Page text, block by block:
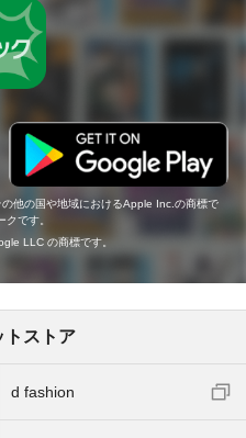
他の国や地域におけるApple Inc.の商標で
です。
LLC の商標です。
トストア
d fashion